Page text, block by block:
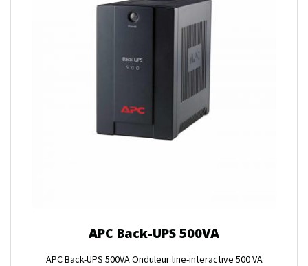
APC Back-UPS 500VA
APC Back-UPS 500VA Onduleur line-interactive 500 VA